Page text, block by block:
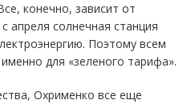
конечно, зависит от
апреля солнечная станция
Поэтому всем
для «зеленого тарифа».
Охрименко все еще